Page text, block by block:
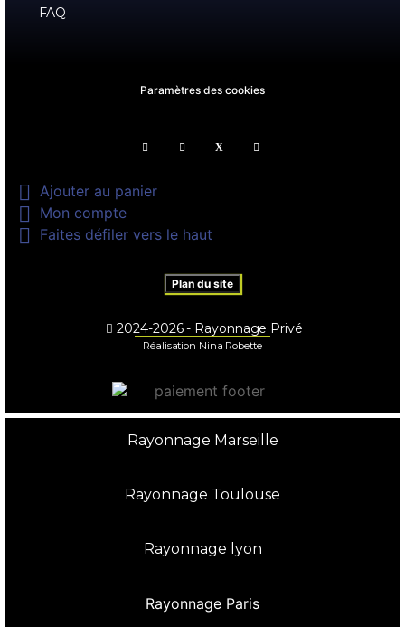
FAQ
Paramètres des cookies
 Ajouter au panier
 Mon compte
 Faites défiler vers le haut
Plan du site
2024-2026 - Rayonnage Privé
Réalisation Nina Robette
Rayonnage Marseille
Rayonnage Toulouse
Rayonnage lyon
Rayonnage Paris